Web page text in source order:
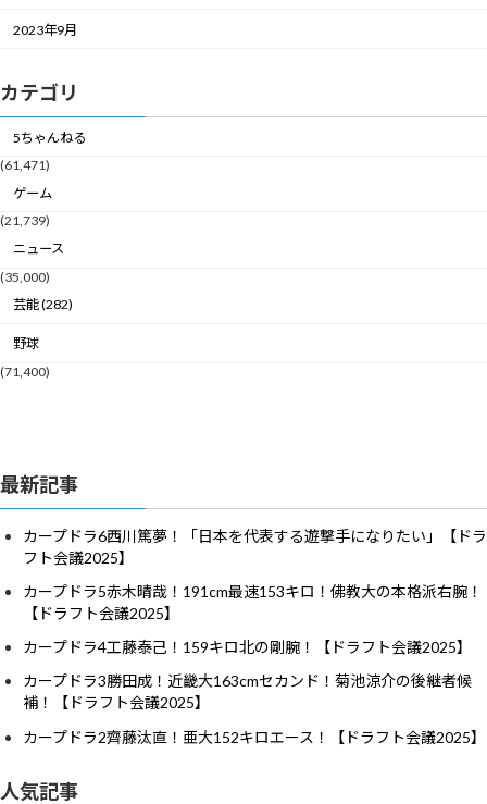
2023年9月
カテゴリ
5ちゃんねる
(61,471)
ゲーム
(21,739)
ニュース
(35,000)
芸能 (282)
野球
(71,400)
最新記事
カープドラ6西川篤夢！「日本を代表する遊撃手になりたい」【ドラ
フト会議2025】
カープドラ5赤木晴哉！191cm最速153キロ！佛教大の本格派右腕！
【ドラフト会議2025】
カープドラ4工藤泰己！159キロ北の剛腕！【ドラフト会議2025】
カープドラ3勝田成！近畿大163cmセカンド！菊池涼介の後継者候
補！【ドラフト会議2025】
カープドラ2齊藤汰直！亜大152キロエース！【ドラフト会議2025】
人気記事